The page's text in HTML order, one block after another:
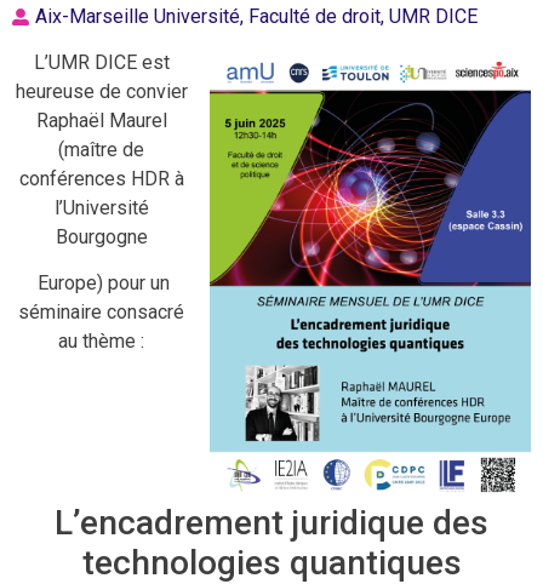
Aix-Marseille Université, Faculté de droit, UMR DICE
L’UMR DICE est
heureuse de convier
Raphaël Maurel
(maître de
conférences HDR à
l’Université
Bourgogne
Europe) pour un
séminaire consacré
au thème :
L’encadrement juridique des
technologies quantiques